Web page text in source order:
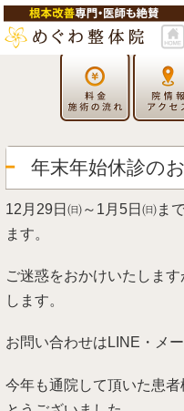
年末年始休診の
12月29日㈰～1月5日㈰ま
ます。
ご迷惑をおかけいたしま
します。
お問い合わせはLINE・メ
今年も通院して頂いた患